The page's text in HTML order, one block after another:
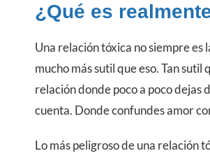
¿Qué es
Una relación tóxica no siempre es
mucho más sutil que eso. Tan sutil
relación donde poco a poco dejas
cuenta. Donde confundes amor
Lo más peligroso de una relación